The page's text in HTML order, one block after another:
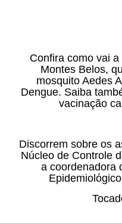
Confira como vai
Montes Belos,
mosquito Aedes
Dengue. Saiba
vacinação
Discorrem sobre os
Núcleo de Controle
a coordenadora